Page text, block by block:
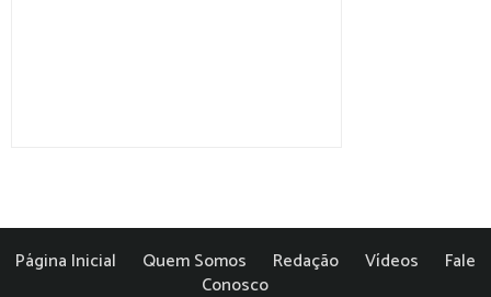
Página Inicial Quem Somos Redação Vídeos
Fale
Conosco